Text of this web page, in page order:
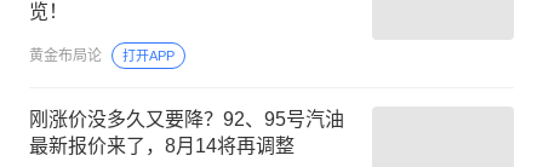
览！
黄金布局论 打开APP
刚涨价没多久又要降？92、95号汽油
最新报价来了，8月14将再调整